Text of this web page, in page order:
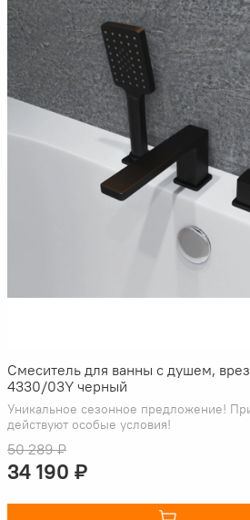
Смеситель для ванны с душем,
4330/03Y черный
Уникальное сезонное предложение!
действуют особые условия!
50 289 ₽
34 190 ₽